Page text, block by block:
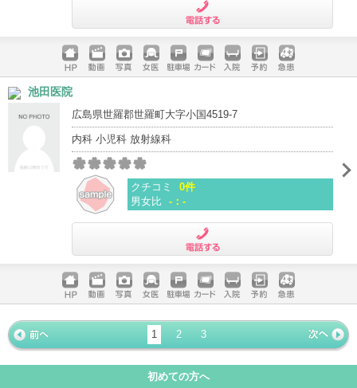
ホームペ
ージ
動画 写真 女医 駐車場
クレジッ
入院 予約 急患
池田医院
広島県世羅郡世羅町大字小国4519-7
内科 小児科 放射線科
クチコミ
0件
男女比 -：-
ホームペ
ージ
動画 写真 女医 駐車場
クレジッ
トカード
入院 予約 急患
« 前ペー
ジ
1 2
3
次ページ
»
初めての方へ